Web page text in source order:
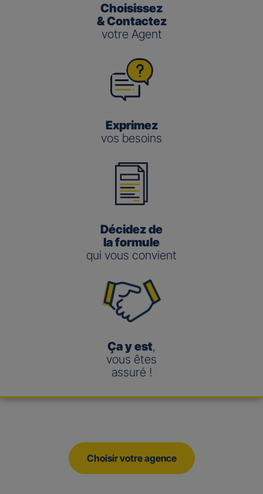
Choisissez
& Contactez
votre Agent
Exprimez
vos besoins
Décidez de
la formule
qui vous convient
Ça y est,
vous êtes
assuré !
Choisir votre agence